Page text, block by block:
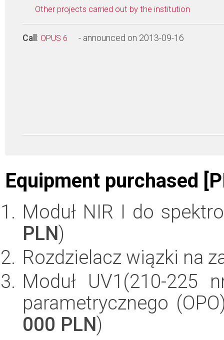
Other projects carried out by the institution
Call : OPUS 6 - announced on 2013-09-16
Equipment purchased
Moduł NIR I do
PLN)
Rozdzielacz wiązki na
Moduł UV1(210-225
parametrycznego
000 PLN)